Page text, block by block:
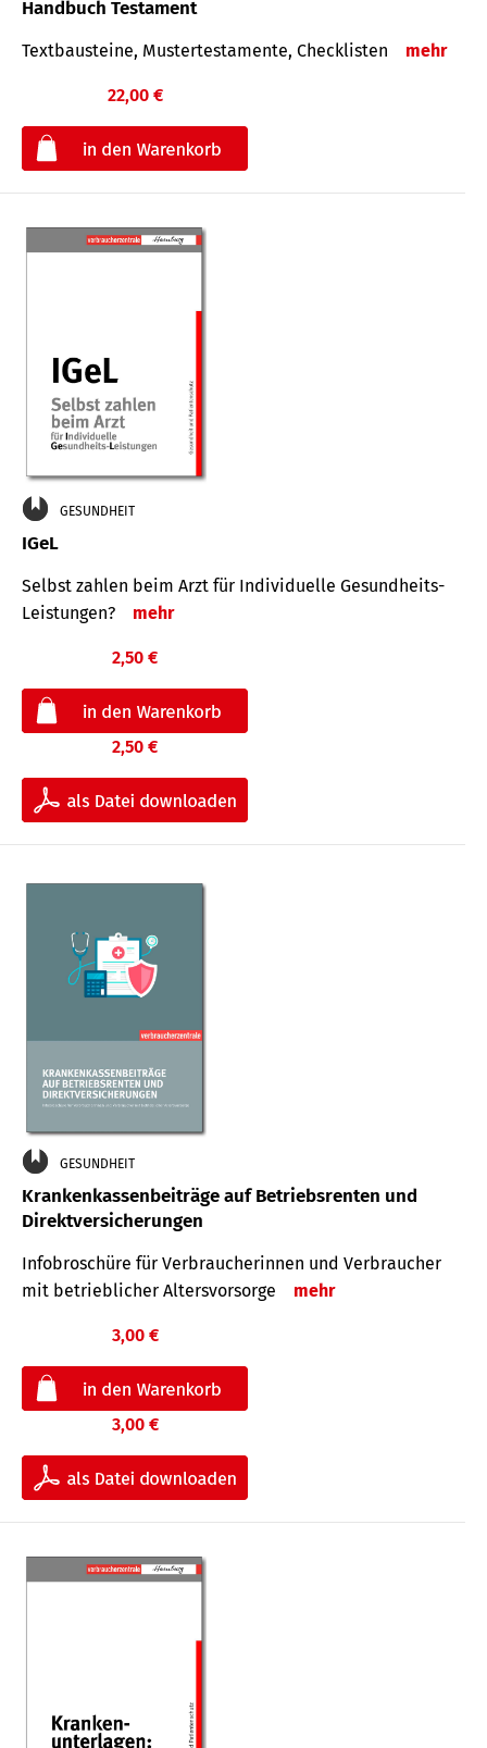
Handbuch Testament
Textbausteine, Mustertestamente, Checklisten mehr
22,00 €
GESUNDHEIT
IGeL
Selbst zahlen beim Arzt für Indi­vidu­elle Gesund­heits-
Leis­tungen?
mehr
2,50 €
2,50 €
GESUNDHEIT
Krankenkassenbeiträge auf Betriebsrenten und
Direktversicherungen
Infobroschüre für Verbraucherinnen und Verbraucher
mit betrieblicher Altersvorsorge
mehr
3,00 €
3,00 €